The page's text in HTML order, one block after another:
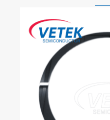
ওয়েফার চক
আরো দেখুন >>